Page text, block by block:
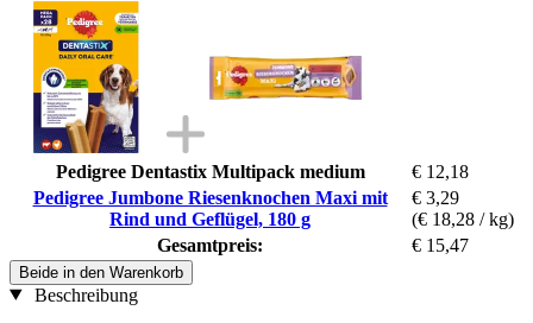
Pedigree Dentastix Multipack medium
€ 12,18
Pedigree Jumbone Riesenknochen Maxi mit
Rind und Geflügel, 180 g
€ 3,29
(€ 18,28 / kg)
Gesamtpreis:
€ 15,47
Beide in den Warenkorb
Beschreibung